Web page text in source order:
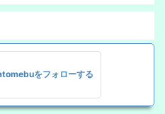
をフォローする